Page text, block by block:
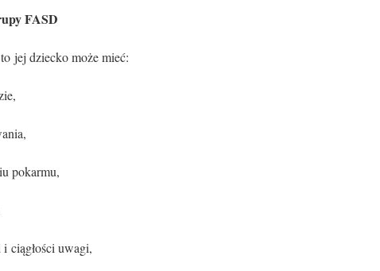
FASD
jej dziecko może mieć:
pokarmu,
ciągłości uwagi,